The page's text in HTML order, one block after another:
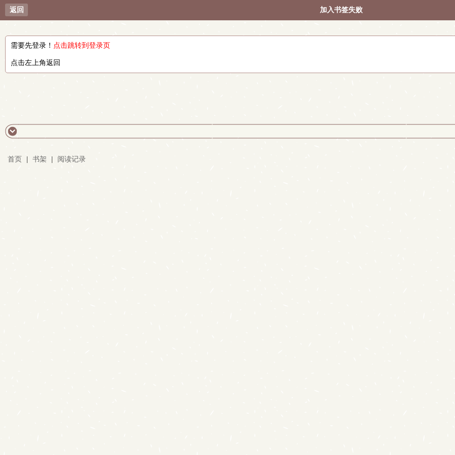
返回 加入书签失败
需要先登录！ 点击跳转到登录页
点击左上角返回
首页 书架 阅读记录